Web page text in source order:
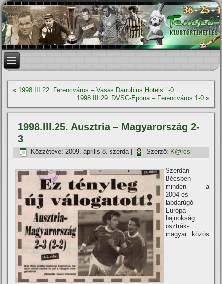
« 1998.III.22. Ferencváros – Vasas Danubius Hotels 1-0
1998.III.29. DVSC-Epona – Ferencváros 1-0»
1998.III.25. Ausztria – Magyarország 2-
3
Közzétéve: 2009. április 8. szerda| Szerző: K@rcsi
Szerdán
Bécsben
minden a
2004-es
labdarúgó
Európa-
bajnokság
osztrák-
magyar közös